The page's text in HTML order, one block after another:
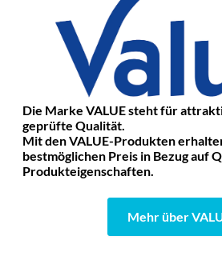
Die Marke VALUE steht für
geprüfte Qualität.
Mit den VALUE-Produkten
bestmöglichen Preis in Bezug auf
Produkteigenschaften.
Mehr über